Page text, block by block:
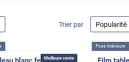
Trier par
Meilleure vente
Pose Intérieure